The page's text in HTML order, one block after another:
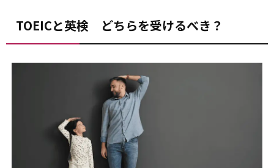
TOEICと英検 どちらを受けるべき？